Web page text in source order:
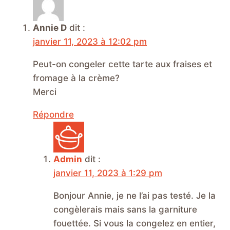
Annie D dit :
janvier 11, 2023 à 12:02 pm
Peut-on congeler cette tarte aux fraises et
fromage à la crème?
Merci
Répondre
Admin dit :
janvier 11, 2023 à 1:29 pm
Bonjour Annie, je ne l’ai pas testé. Je la
congèlerais mais sans la garniture
fouettée. Si vous la congelez en entier,